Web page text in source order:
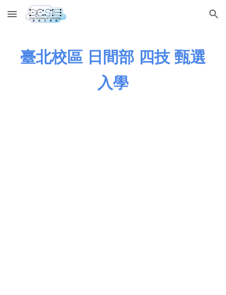
Skip to main content Skip to navigation
臺北校區 日間部 四技 甄選
入學